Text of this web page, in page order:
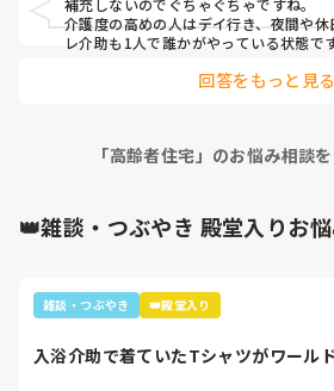
補充しないのでぐちゃぐちゃですね。
介護度の高めの人はデイ行き、夜間や
レ介助も1人で誰かがやっている状態です
どいなぁと思うことばかりですね。
回答をもっと見る
「高齢者住宅」のお悩み相談
👑雑談・つぶやき 殿堂入りお
雑談・つぶやき 👑殿堂入り
入浴介助で着ていたTシャツがワール